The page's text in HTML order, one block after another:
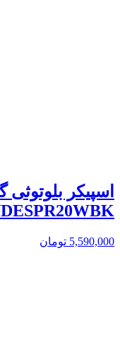
5,590,000 تومان